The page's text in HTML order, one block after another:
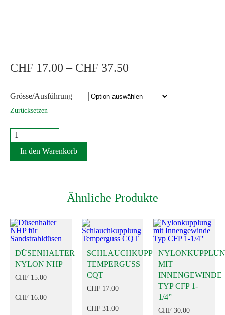
CHF 17.00 – CHF 37.50
bis
Grösse/Ausführung
Zurücksetzen
Klauen-
Innengewindekupplung
CFD
Menge
In den Warenkorb
Ähnliche Produkte
DÜSENHALTER
NYLON NHP
CHF 15.00
–
CHF 16.00
SCHLAUCHKUPPLUNG
TEMPERGUSS
CQT
CHF17.00
–
CHF31.00
MIT
INNENGEWINDE
TYP CFP 1-
1/4”
CHF 30.00